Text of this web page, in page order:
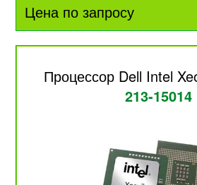
Цена по запросу
Процессор Dell Intel
213-15014